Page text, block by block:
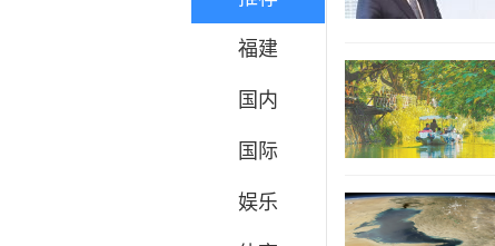
福建
国内
国际
娱乐